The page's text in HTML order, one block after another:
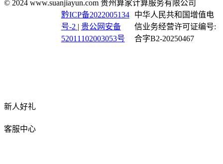
© 2024 www.suanjiayun.com 贵州算家计算服务有限公司
黔ICP备2022005134
号-2 | 贵公网安备
52011102003053号
中华人民共和国增值电
信业务经营许可证编号:
合字B2-20250467
新人好礼
客服中心